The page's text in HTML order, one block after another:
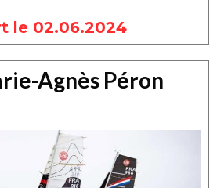
le 02.06.2024
Agnès Péron